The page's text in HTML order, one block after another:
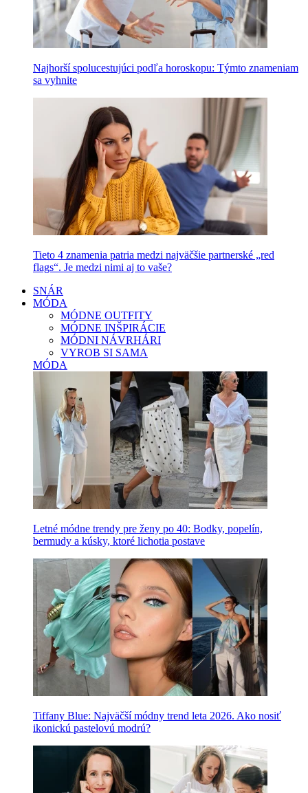
Najhorší spolucestujúci podľa horoskopu: Týmto znameniam
sa vyhnite
Tieto 4 znamenia patria medzi najväčšie partnerské „red
flags“. Je medzi nimi aj to vaše?
SNÁR
MÓDA
MÓDNE OUTFITY
MÓDNE INŠPIRÁCIE
MÓDNI NÁVRHÁRI
VYROB SI SAMA
MÓDA
Letné módne trendy pre ženy po 40: Bodky, popelín,
bermudy a kúsky, ktoré lichotia postave
Tiffany Blue: Najväčší módny trend leta 2026. Ako nosiť
ikonickú pastelovú modrú?